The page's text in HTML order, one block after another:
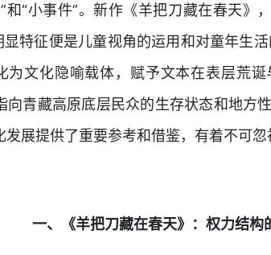
和“小事件”。新作《羊把刀藏在春天》
显特征便是儿童视角的运用和对童年生
为文化隐喻载体，赋予文本在表层荒
向青藏高原底层民众的生存状态和地方
展提供了重要参考和借鉴，有着不可忽
一、《羊把刀藏在春天》：权力结构